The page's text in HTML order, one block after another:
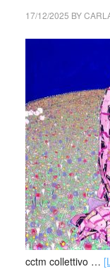
17/12/2025 BY
cctm collettivo …